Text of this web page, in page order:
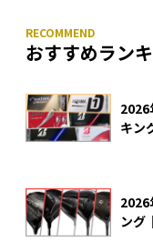
おすすめラン
2026
キン
2026
ング